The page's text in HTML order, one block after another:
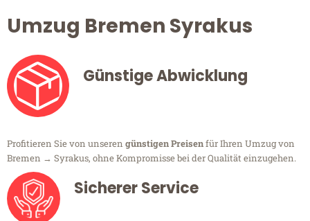
Umzug Bremen Syrakus
Günstige Abwicklung
Profitieren Sie von unseren günstigen Preisenfür Ihren Umzug von
Bremen → Syrakus, ohne Kompromisse bei der Qualität einzugehen.
Sicherer Service